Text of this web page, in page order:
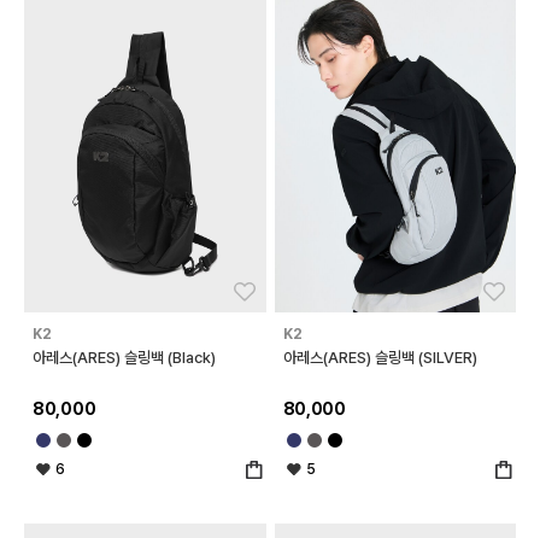
K2
아레스(ARES) 슬링백 (Black)
80,000
6
K2
아레스(ARES) 슬링백 (SILVER)
80,000
5